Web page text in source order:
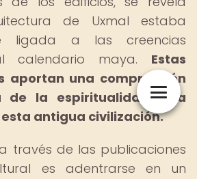
de Uxmal estaba
ligada a las creencias
calendario maya. Estas
aportan una comprensión
de la espiritualidad y la
antigua civilización.
través de las publicaciones
es adentrarse en un